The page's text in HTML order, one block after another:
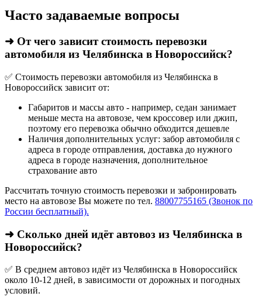
Часто задаваемые вопросы
➜ От чего зависит стоимость перевозки
автомобиля из Челябинска в Новороссийск?
✅ Стоимость перевозки автомобиля из Челябинска в
Новороссийск зависит от:
Габаритов и массы авто - например, седан занимает
меньше места на автовозе, чем кроссовер или джип,
поэтому его перевозка обычно обходится дешевле
Наличия дополнительных услуг: забор автомобиля с
адреса в городе отправления, доставка до нужного
адреса в городе назначения, дополнительное
страхование авто
Рассчитать точную стоимость перевозки и забронировать
место на автовозе Вы можете по тел. 88007755165 (Звонок по
России бесплатный).
➜ Сколько дней идёт автовоз из Челябинска в
Новороссийск?
✅ В среднем автовоз идёт из Челябинска в Новороссийск
около 10-12 дней, в зависимости от дорожных и погодных
условий.